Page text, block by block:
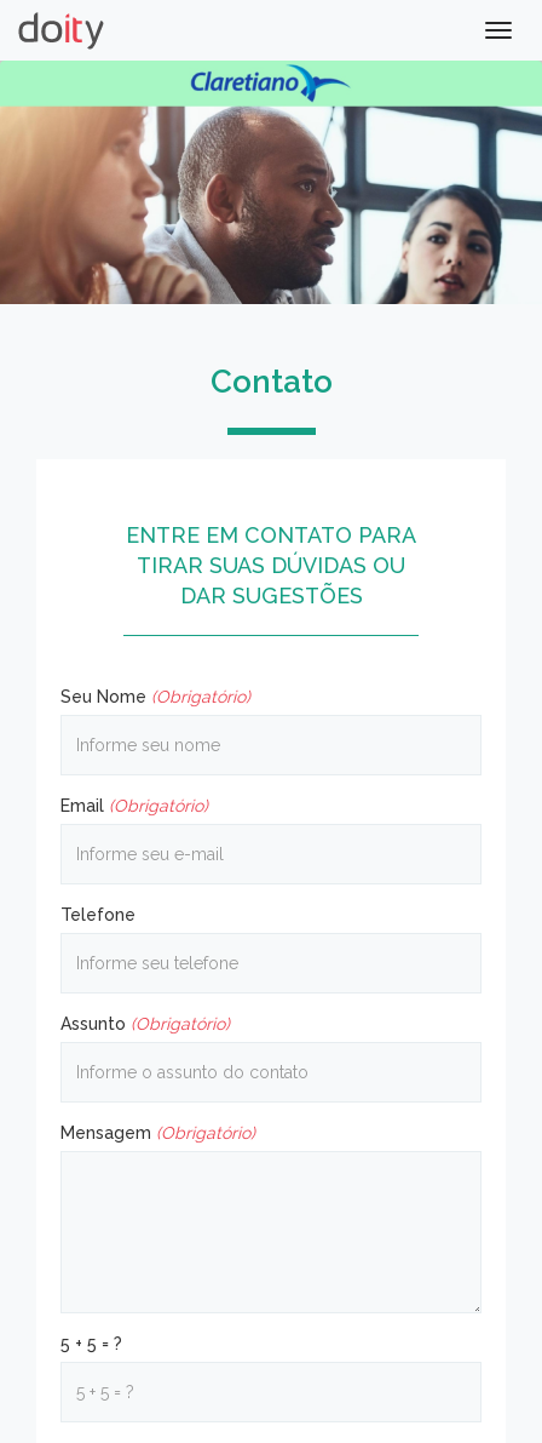
Contato
ENTRE EM CONTATO PARA
TIRAR SUAS DÚVIDAS OU
DAR SUGESTÕES
Seu Nome (Obrigatório)
Email (Obrigatório)
Telefone
Assunto (Obrigatório)
Mensagem (Obrigatório)
5 + 5 = ?